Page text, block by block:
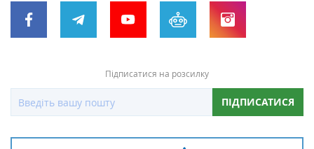
Підписатися на розсилку
ПІДПИСАТИСЯ